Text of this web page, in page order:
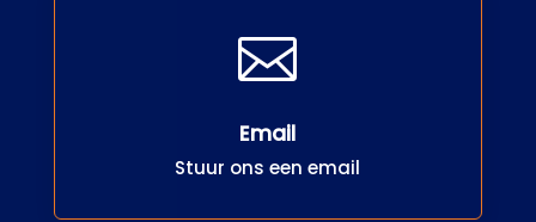

Email
Stuur ons een email